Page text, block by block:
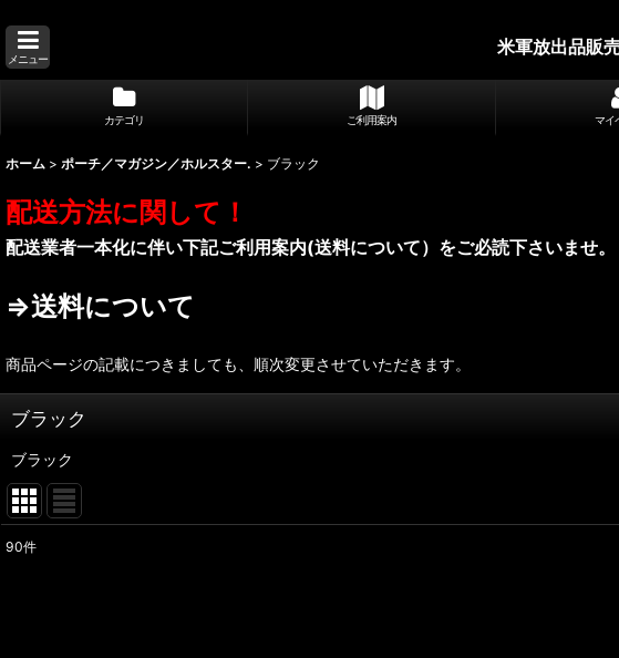
メニュー
米軍放出品販
カテゴリ ご利用案内 マイ
ホーム > ポーチ／マガジン／ホルスター. > ブラック
配送方法に関して！
配送業者一本化に伴い下記ご利用案内(送料について）をご必読下さいませ。
⇒送料について
商品ページの記載につきましても、順次変更させていただきます。
ブラック
ブラック
90件